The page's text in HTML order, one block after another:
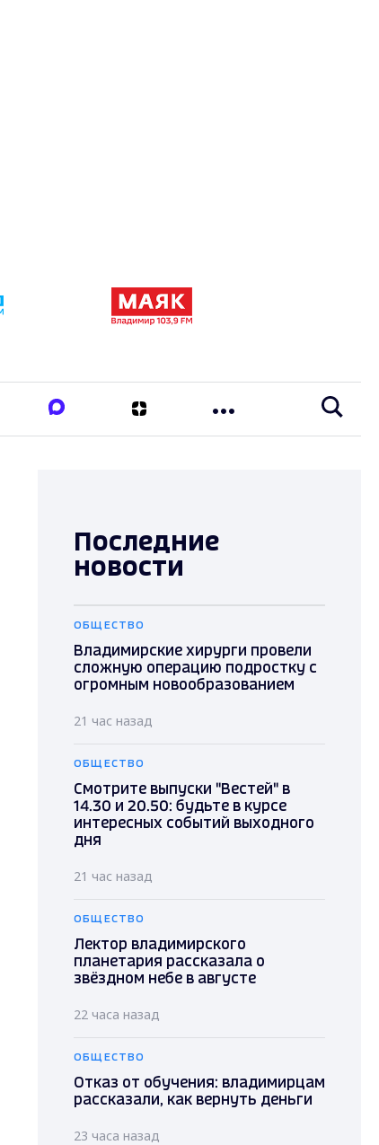
Последние
новости
ОБЩЕСТВО
Владимирские хирурги провели
сложную операцию подростку с
огромным новообразованием
21 час назад
ОБЩЕСТВО
Смотрите выпуски "Вестей" в
14.30 и 20.50: будьте в курсе
интересных событий выходного
дня
21 час назад
ОБЩЕСТВО
Лектор владимирского
планетария рассказала о
звёздном небе в августе
22 часа назад
ОБЩЕСТВО
Отказ от обучения: владимирцам
рассказали, как вернуть деньги
23 часа назад